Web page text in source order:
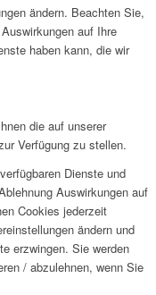
ändern. Beachten Sie,
auf Ihre
haben kann, die wir
die auf unserer
Verfügung zu stellen.
Dienste und
Auswirkungen auf
Cookies jederzeit
ändern und
erzwingen. Sie werden
/ abzulehnen, wenn Sie